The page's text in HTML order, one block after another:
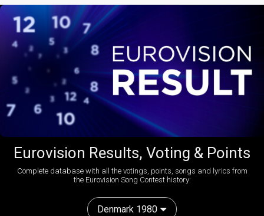
Eurovision Results, Voting & Points
Complete database with all the votings, points, songs and lyrics from
the Eurovision Song Contest history:
Denmark 1980